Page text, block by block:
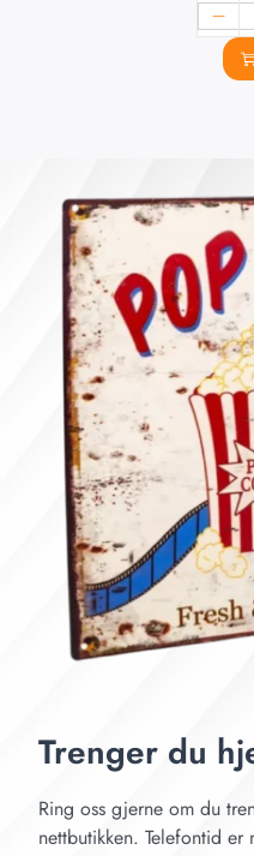
Trenger du
Ring oss gjerne om du
nettbutikken. Telefontid